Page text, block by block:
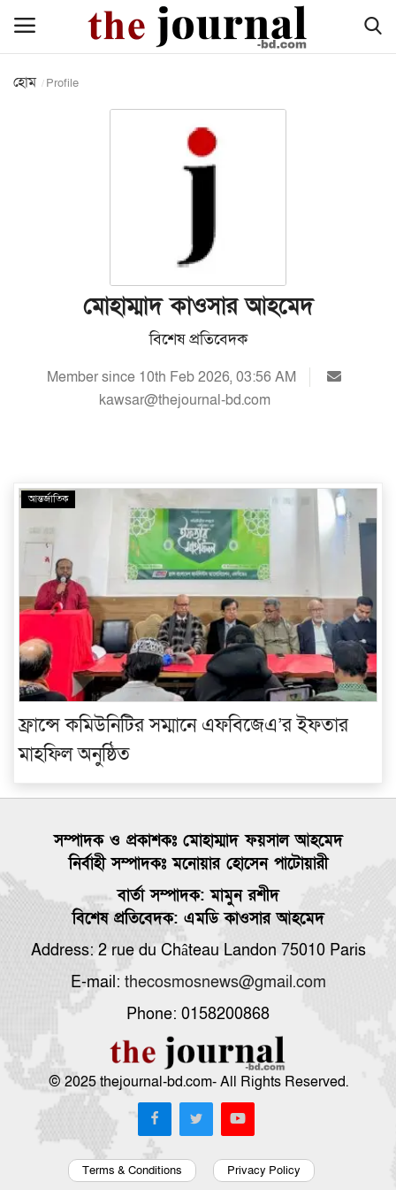
ইউরোপ
লাইফ-স্টাইল
স্বাস্থ্য
মতামত
প্রবাস
প্রযুক্তি
সিলেট বিভাগ
যোগাযোগ
সংবাদ বিজ্ঞপ্তি
ধর্ম ও জীবন
ভিডিও
হোম Profile
মোহাম্মাদ কাওসার আহমেদ
বিশেষ প্রতিবেদক
Member since 10th Feb 2026, 03:56 AM
kawsar@thejournal-bd.com
আন্তর্জাতিক
ফ্রান্সে কমিউনিটির সম্মানে এফবিজেএ’র ইফতার
মাহফিল অনুষ্ঠিত
সম্পাদক ও প্রকাশকঃ মোহাম্মাদ ফয়সাল আহমেদ
নির্বাহী সম্পাদকঃ মনোয়ার হোসেন পাটোয়ারী
বার্তা সম্পাদক: মামুন রশীদ
বিশেষ প্রতিবেদক: এমডি কাওসার আহমেদ
Address: 2 rue du Château Landon 75010 Paris
E-mail: thecosmosnews@gmail.com
Phone: 0158200868
© 2025 thejournal-bd.com- All Rights Reserved.
Terms & Conditions Privacy Policy